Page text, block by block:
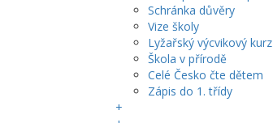
Schránka důvěry
Vize školy
Lyžařský výcvikový kurz
Škola v přírodě
Celé Česko čte dětem
Zápis do 1. třídy
+